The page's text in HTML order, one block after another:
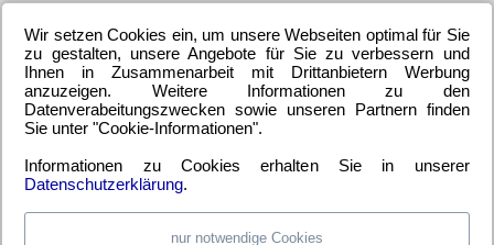
META
Anmelden Eintrags-Feed Kommentar-Feed WordPress.org
Wir setzen Cookies ein, um unsere Webseiten optimal für Sie
zu gestalten, unsere Angebote für Sie zu verbessern und
Ihnen in Zusammenarbeit mit Drittanbietern Werbung
anzuzeigen. Weitere Informationen zu den
Datenverabeitungszwecken sowie unseren Partnern finden
Sie unter "Cookie-Informationen".
Informationen zu Cookies erhalten Sie in unserer
Datenschutzerklärung.
nur notwendige Cookies